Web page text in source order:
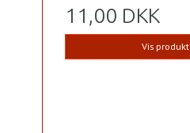
11,00 DKK
Vis produkt